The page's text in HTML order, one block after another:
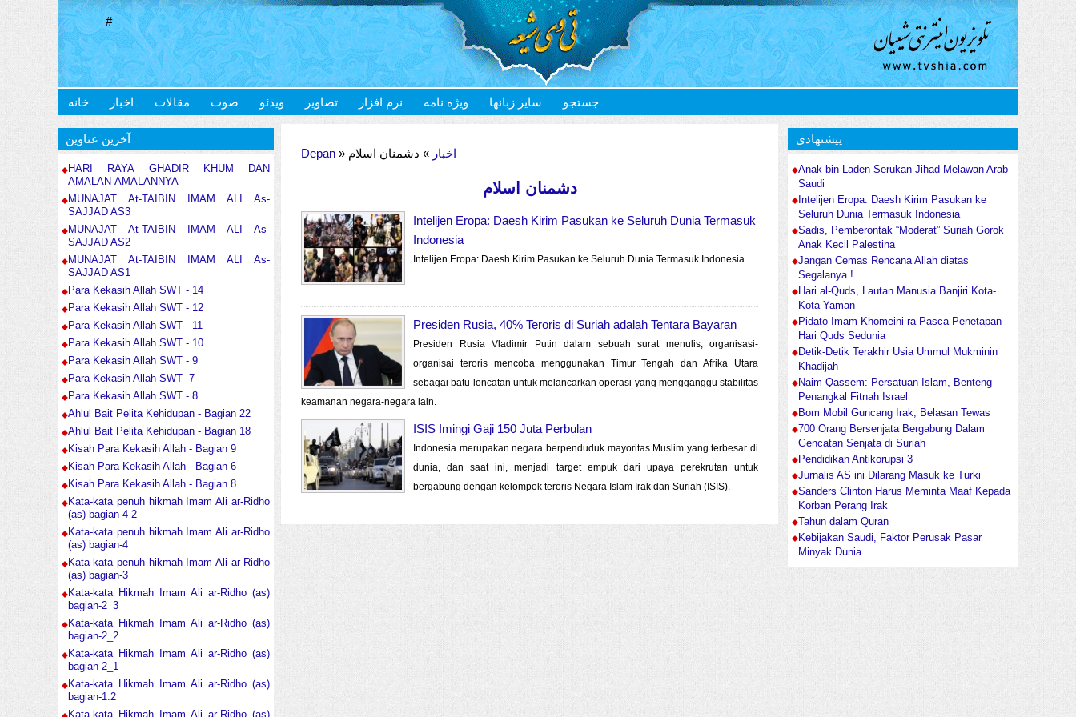
#
خانه اخبار مقالات صوت ویدئو تصاویر نرم افزار ویژه نامه سایر زبانها جستجو
Depan » اخبار » دشمنان اسلام
دشمنان اسلام
Intelijen Eropa: Daesh Kirim Pasukan ke Seluruh Dunia Termasuk
Indonesia
Intelijen Eropa: Daesh Kirim Pasukan ke Seluruh Dunia Termasuk Indonesia
Presiden Rusia, 40% Teroris di Suriah adalah Tentara Bayaran
Presiden Rusia Vladimir Putin dalam sebuah surat menulis, organisasi-
organisai teroris mencoba menggunakan Timur Tengah dan Afrika Utara
sebagai batu loncatan untuk melancarkan operasi yang mengganggu stabilitas
keamanan negara-negara lain.
ISIS Imingi Gaji 150 Juta Perbulan
Indonesia merupakan negara berpenduduk mayoritas Muslim yang terbesar di
dunia, dan saat ini, menjadi target empuk dari upaya perekrutan untuk
bergabung dengan kelompok teroris Negara Islam Irak dan Suriah (ISIS).
آخرین عناوین
HARI RAYA GHADIR KHUM DAN
AMALAN-AMALANNYA
MUNAJAT At-TAIBIN IMAM ALI As-
SAJJAD AS3
MUNAJAT At-TAIBIN IMAM ALI As-
SAJJAD AS2
MUNAJAT At-TAIBIN IMAM ALI As-
SAJJAD AS1
Para Kekasih Allah SWT - 14
Para Kekasih Allah SWT - 12
Para Kekasih Allah SWT - 11
Para Kekasih Allah SWT - 10
Para Kekasih Allah SWT - 9
Para Kekasih Allah SWT -7
Para Kekasih Allah SWT - 8
Ahlul Bait Pelita Kehidupan - Bagian 22
Ahlul Bait Pelita Kehidupan - Bagian 18
Kisah Para Kekasih Allah - Bagian 9
Kisah Para Kekasih Allah - Bagian 6
Kisah Para Kekasih Allah - Bagian 8
Kata-kata penuh hikmah Imam Ali ar-Ridho
(as) bagian-4-2
Kata-kata penuh hikmah Imam Ali ar-Ridho
(as) bagian-4
Kata-kata penuh hikmah Imam Ali ar-Ridho
(as) bagian-3
Kata-kata Hikmah Imam Ali ar-Ridho (as)
bagian-2_3
Kata-kata Hikmah Imam Ali ar-Ridho (as)
bagian-2_2
Kata-kata Hikmah Imam Ali ar-Ridho (as)
bagian-2_1
Kata-kata Hikmah Imam Ali ar-Ridho (as)
bagian-1.2
Kata-kata Hikmah Imam Ali ar-Ridho (as)
پیشنهادی
Anak bin Laden Serukan Jihad Melawan Arab
Saudi
Intelijen Eropa: Daesh Kirim Pasukan ke
Seluruh Dunia Termasuk Indonesia
Sadis, Pemberontak “Moderat” Suriah Gorok
Anak Kecil Palestina
Jangan Cemas Rencana Allah diatas
Segalanya !
Hari al-Quds, Lautan Manusia Banjiri Kota-
Kota Yaman
Pidato Imam Khomeini ra Pasca Penetapan
Hari Quds Sedunia
Detik-Detik Terakhir Usia Ummul Mukminin
Khadijah
Naim Qassem: Persatuan Islam, Benteng
Penangkal Fitnah Israel
Bom Mobil Guncang Irak, Belasan Tewas
700 Orang Bersenjata Bergabung Dalam
Gencatan Senjata di Suriah
Pendidikan Antikorupsi 3
Jurnalis AS ini Dilarang Masuk ke Turki
Sanders Clinton Harus Meminta Maaf Kepada
Korban Perang Irak
Tahun dalam Quran
Kebijakan Saudi, Faktor Perusak Pasar
Minyak Dunia